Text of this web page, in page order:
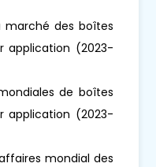
marché des boîtes
application (2023-
de boîtes
application (2023-
mondial des